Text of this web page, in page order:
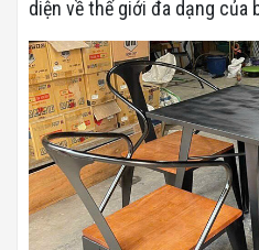
diện về thế giới đa dạng của